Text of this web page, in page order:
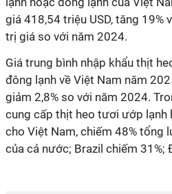
giá 418,54 triệu USD, tăng 19%
trị giá so với năm 2024.
Giá trung bình nhập khẩu thịt
đông lạnh về Việt Nam năm
giảm 2,8% so với năm 2024.
cung cấp thịt heo tươi ướp lạnh
cho Việt Nam, chiếm 48% tổng
của cả nước; Brazil chiếm 31%;